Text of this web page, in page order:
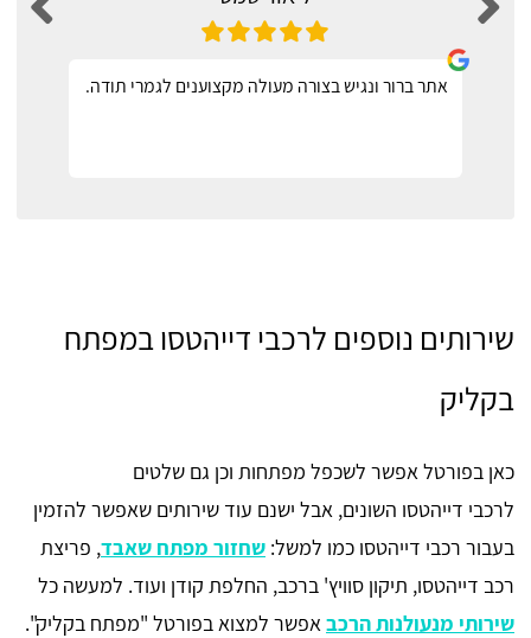
אתר ברור ונגיש בצורה מעולה מקצוענים לגמרי תודה.
שירותים נוספים לרכבי דייהטסו במפתח
בקליק
כאן בפורטל אפשר לשכפל מפתחות וכן גם שלטים
לרכבי דייהטסו השונים, אבל ישנם עוד שירותים שאפשר להזמין
בעבור רכבי דייהטסו כמו למשל: שחזור מפתח שאבד, פריצת
רכב דייהטסו, תיקון סוויץ' ברכב, החלפת קודן ועוד. למעשה כל
שירותי מנעולנות הרכבאפשר למצוא בפורטל "מפתח בקליק".